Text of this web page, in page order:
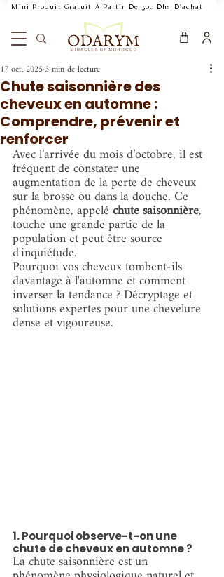
Mini Produit Gratuit À Partir De 300 Dhs D'achat
Chute saisonnière des
cheveux en automne :
Comprendre, prévenir et
renforcer
17 oct. 20253 min de lecture
Avec l’arrivée du mois d’octobre, il est
fréquent de constater une
augmentation de la perte de cheveux
sur la brosse ou dans la douche. Ce
phénomène, appelé chute saisonnière,
touche une grande partie de la
population et peut être source
d'inquiétude.
Pourquoi vos cheveux tombent-ils
davantage à l'automne et comment
inverser la tendance ? Décryptage et
solutions expertes pour une chevelure
dense et vigoureuse.
1. Pourquoi observe-t-on une
chute de cheveux en automne ?
La chute saisonnière est un